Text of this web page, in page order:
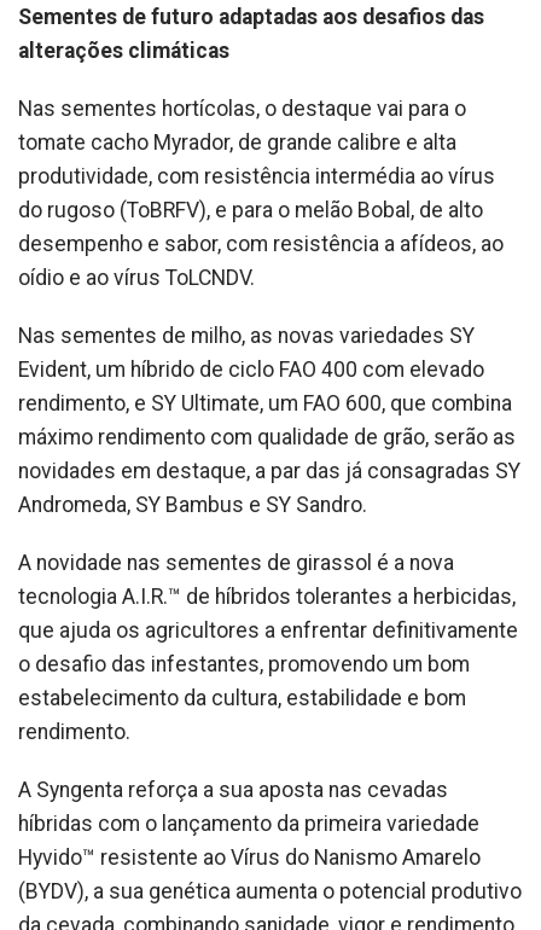
Sementes de futuro adaptadas aos desafios das
alterações climáticas
Nas sementes hortícolas, o destaque vai para o
tomate cacho Myrador, de grande calibre e alta
produtividade, com resistência intermédia ao vírus
do rugoso (ToBRFV), e para o melão Bobal, de alto
desempenho e sabor, com resistência a afídeos, ao
oídio e ao vírus ToLCNDV.
Nas sementes de milho, as novas variedades SY
Evident, um híbrido de ciclo FAO 400 com elevado
rendimento, e SY Ultimate, um FAO 600, que combina
máximo rendimento com qualidade de grão, serão as
novidades em destaque, a par das já consagradas SY
Andromeda, SY Bambus e SY Sandro.
A novidade nas sementes de girassol é a nova
tecnologia A.I.R.™ de híbridos tolerantes a herbicidas,
que ajuda os agricultores a enfrentar definitivamente
o desafio das infestantes, promovendo um bom
estabelecimento da cultura, estabilidade e bom
rendimento.
A Syngenta reforça a sua aposta nas cevadas
híbridas com o lançamento da primeira variedade
Hyvido™ resistente ao Vírus do Nanismo Amarelo
(BYDV), a sua genética aumenta o potencial produtivo